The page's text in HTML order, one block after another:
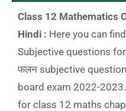
Class 12 Mathematics
Hindi : Here you can
Subjective questions for
फलन subjective
board exam 2022-
for class 12 maths